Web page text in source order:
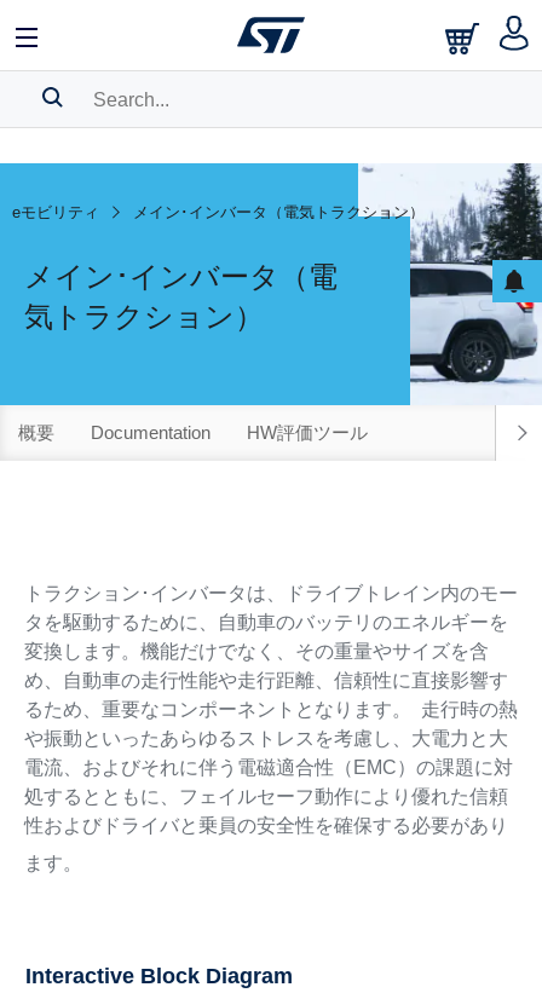
BOOKMARK
eモビリティ メイン･インバータ（電気トラクション）
メイン･インバータ（電
気トラクション）
概要 Documentation HW評価ツール
トラクション･インバータは、ドライブトレイン内のモー
タを駆動するために、自動車のバッテリのエネルギーを
変換します。機能だけでなく、その重量やサイズを含
め、自動車の走行性能や走行距離、信頼性に直接影響す
るため、重要なコンポーネントとなります。 走行時の熱
や振動といったあらゆるストレスを考慮し、大電力と大
電流、およびそれに伴う電磁適合性（EMC）の課題に対
処するとともに、フェイルセーフ動作により優れた信頼
性およびドライバと乗員の安全性を確保する必要があり
ます。
Interactive Block Diagram